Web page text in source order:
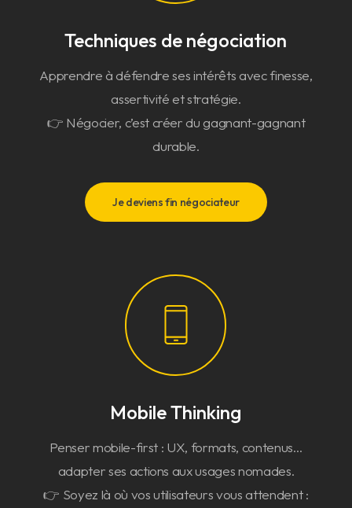
Techniques de négociation
Apprendre à défendre ses intérêts avec finesse,
assertivité et stratégie.
👉 Négocier, c’est créer du gagnant-gagnant
durable.
Je deviens fin négociateur
Mobile Thinking
Penser mobile-first : UX, formats, contenus…
adapter ses actions aux usages nomades.
👉 Soyez là où vos utilisateurs vous attendent :